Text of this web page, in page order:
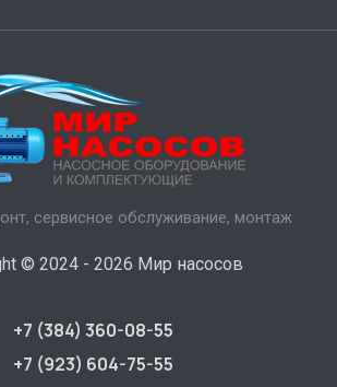
сервисное обслуживание, монтаж
© 2024 - 2026 Мир насосов
+7 (384) 360-08-55
+7 (923) 604-75-55